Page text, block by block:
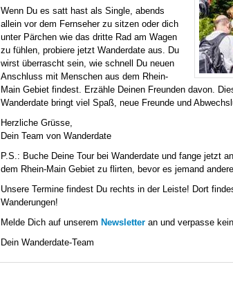
Wenn Du es satt hast als Single, abends
allein vor dem Fernseher zu sitzen oder dich
unter Pärchen wie das dritte Rad am Wagen
zu fühlen, probiere jetzt Wanderdate aus. Du
wirst überrascht sein, wie schnell Du neuen
Anschluss mit Menschen aus dem Rhein-
Main Gebiet findest. Erzähle Deinen Freunden davon.
Wanderdate bringt viel Spaß, neue Freunde und
Herzliche Grüsse,
Dein Team von Wanderdate
P.S.: Buche Deine Tour bei Wanderdate und fange jetzt
dem Rhein-Main Gebiet zu flirten, bevor es jemand
Unsere Termine findest Du rechts in der Leiste! Dort
Wanderungen!
Melde Dich auf unserem Newsletter an und verpasse
Dein Wanderdate-Team